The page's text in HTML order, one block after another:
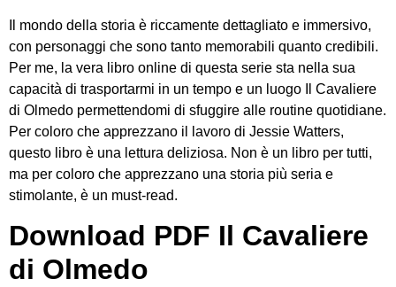
Il mondo della storia è riccamente dettagliato e immersivo,
con personaggi che sono tanto memorabili quanto credibili.
Per me, la vera libro online di questa serie sta nella sua
capacità di trasportarmi in un tempo e un luogo Il Cavaliere
di Olmedo permettendomi di sfuggire alle routine quotidiane.
Per coloro che apprezzano il lavoro di Jessie Watters,
questo libro è una lettura deliziosa. Non è un libro per tutti,
ma per coloro che apprezzano una storia più seria e
stimolante, è un must-read.
Download PDF Il Cavaliere
di Olmedo